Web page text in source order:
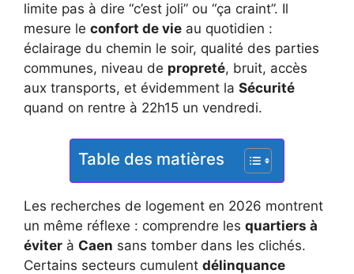
limite pas à dire “c’est joli” ou “ça craint”. Il
mesure le confort de vie au quotidien :
éclairage du chemin le soir, qualité des parties
communes, niveau de propreté, bruit, accès
aux transports, et évidemment la Sécurité
quand on rentre à 22h15 un vendredi.
Table des matières
Les recherches de logement en 2026 montrent
un même réflexe : comprendre les quartiers à
éviter à Caen sans tomber dans les clichés.
Certains secteurs cumulent délinquance